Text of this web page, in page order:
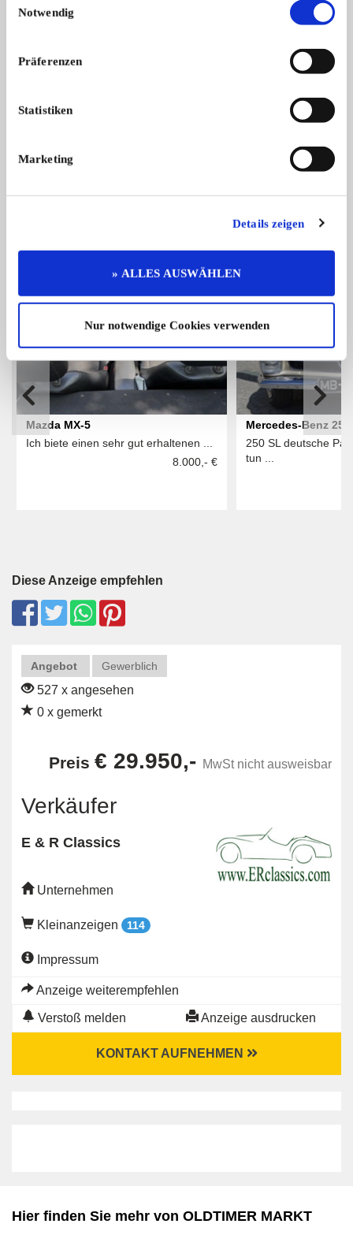
Notwendig
Präferenzen
Statistiken
Marketing
Details zeigen
» ALLES AUSWÄHLEN
Nur notwendige Cookies verwenden
Isetta
Das könnte Sie auch interessieren
ALLE ANZEIGEN
6
Mazda MX-5
Ich biete einen sehr gut erhaltenen ...
8.000,- €
Mercedes-Benz 250
250 SL deutsche
tun ...
Diese Anzeige empfehlen
Angebot Gewerblich
527 x angesehen
0 x gemerkt
Preis € 29.950,- MwSt nicht ausweisbar
Verkäufer
E & R Classics
Unternehmen
Kleinanzeigen 114
Impressum
Anzeige weiterempfehlen
Verstoß melden Anzeige ausdrucken
KONTAKT AUFNEHMEN
Hier finden Sie mehr von OLDTIMER MARKT